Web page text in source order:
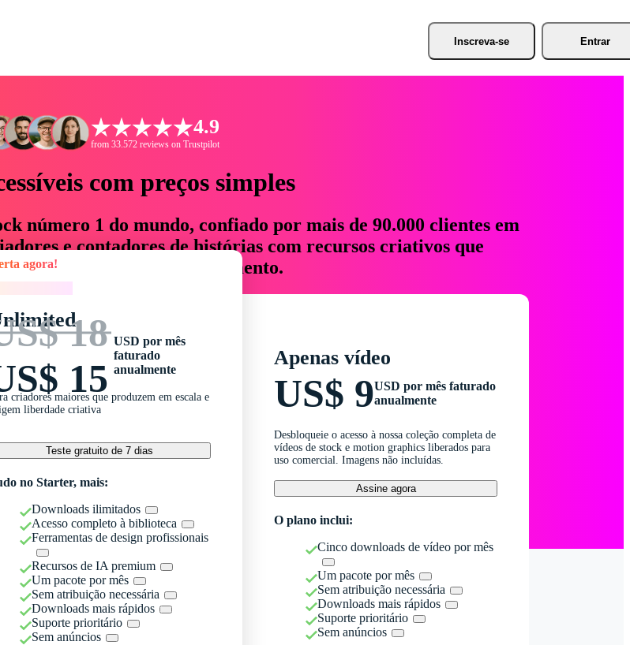
Inscreva-se Entrar
4.9
from 33.572 reviews on Trustpilot
com preços simples
número 1 do mundo, confiado por mais de 90.000 clientes em
e contadores de histórias com recursos criativos que
até 76% em tempo e orçamento.
agora!
18
15
USD por mês
faturado
anualmente
criadores maiores que produzem em escala e
liberdade criativa
Teste gratuito de 7 dias
no Starter, mais:
Downloads ilimitados
Acesso completo à biblioteca
Ferramentas de design profissionais
Recursos de IA premium
Um pacote por mês
Sem atribuição necessária
Downloads mais rápidos
Suporte prioritário
Sem anúncios
Apenas vídeo
US$ 9USD por mês faturado
anualmente
Desbloqueie o acesso à nossa coleção completa de
vídeos de stock e motion graphics liberados para
uso comercial. Imagens não incluídas.
Assine agora
O plano inclui:
Cinco downloads de vídeo por mês
Um pacote por mês
Sem atribuição necessária
Downloads mais rápidos
Suporte prioritário
Sem anúncios